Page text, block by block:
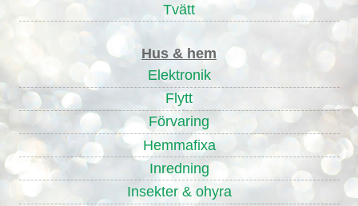
Tvätt
Hus & hem
Elektronik
Flytt
Förvaring
Hemmafixa
Inredning
Insekter & ohyra